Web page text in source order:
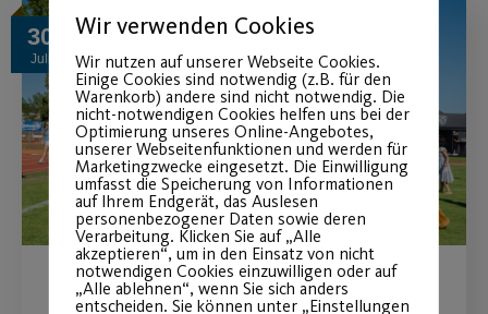
30
Juli
Post SV beim Bewegungstag
Wir verwenden Cookies
Wir nutzen auf unserer Webseite Cookies.
Einige Cookies sind notwendig (z.B. für den
Warenkorb) andere sind nicht notwendig. Die
nicht-notwendigen Cookies helfen uns bei der
Optimierung unseres Online-Angebotes,
unserer Webseitenfunktionen und werden für
Marketingzwecke eingesetzt. Die Einwilligung
umfasst die Speicherung von Informationen
auf Ihrem Endgerät, das Auslesen
personenbezogener Daten sowie deren
Verarbeitung. Klicken Sie auf „Alle
akzeptieren“, um in den Einsatz von nicht
notwendigen Cookies einzuwilligen oder auf
„Alle ablehnen“, wenn Sie sich anders
entscheiden. Sie können unter „Einstellungen